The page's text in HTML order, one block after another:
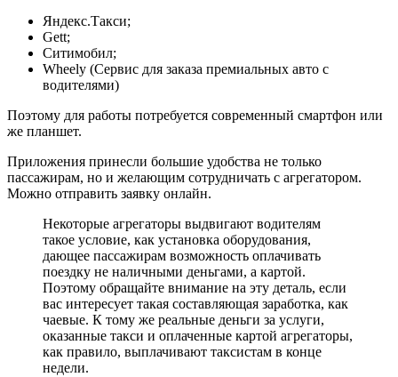
Яндекс.Такси;
Gett;
Ситимобил;
Wheely (Сервис для заказа премиальных авто с
водителями)
Поэтому для работы потребуется современный смартфон или
же планшет.
Приложения принесли большие удобства не только
пассажирам, но и желающим сотрудничать с агрегатором.
Можно отправить заявку онлайн.
Некоторые агрегаторы выдвигают водителям
такое условие, как установка оборудования,
дающее пассажирам возможность оплачивать
поездку не наличными деньгами, а картой.
Поэтому обращайте внимание на эту деталь, если
вас интересует такая составляющая заработка, как
чаевые. К тому же реальные деньги за услуги,
оказанные такси и оплаченные картой агрегаторы,
как правило, выплачивают таксистам в конце
недели.